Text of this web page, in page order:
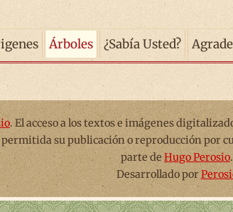
Árboles ¿Sabía Usted?
. El acceso a los textos e imágenes
su publicación o reproducción por
parte deHugo Perosio.
Desarrollado por